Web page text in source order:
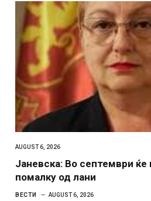
AUGUST 6, 2026
Јаневска: Во септември
помалку од лани
ВЕСТИ AUGUST 6, 2026